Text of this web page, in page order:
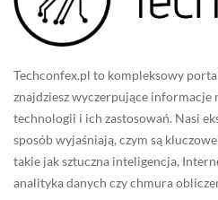
Techconfex.pl to kompleksowy
znajdziesz wyczerpujące informacje
technologii i ich zastosowań. Nasi
sposób wyjaśniają, czym są
takie jak sztuczna inteligencja,
analityka danych czy chmura